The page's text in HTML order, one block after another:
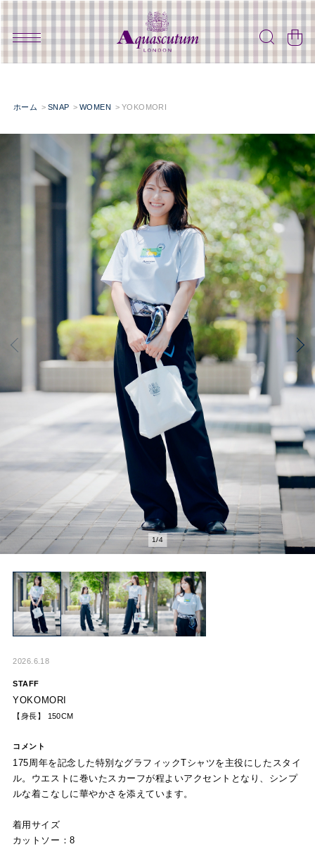
ホーム SNAP WOMEN YOKOMORI
1/4
2026.6.18
STAFF
YOKOMORI
【身長】 150CM
コメント
175周年を記念した特別なグラフィックTシャツを主役にしたスタイ
ル。ウエストに巻いたスカーフが程よいアクセントとなり、シンプ
ルな着こなしに華やかさを添えています。
着用サイズ
カットソー：8